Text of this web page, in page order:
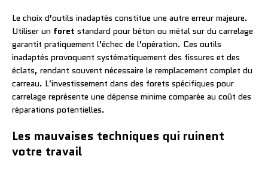
Le choix d’outils inadaptés constitue une autre erreur majeure.
Utiliser un foret standard pour béton ou métal sur du carrelage
garantit pratiquement l’échec de l’opération. Ces outils
inadaptés provoquent systématiquement des fissures et des
éclats, rendant souvent nécessaire le remplacement complet du
carreau. L’investissement dans des forets spécifiques pour
carrelage représente une dépense minime comparée au coût des
réparations potentielles.
Les mauvaises techniques qui ruinent
votre travail